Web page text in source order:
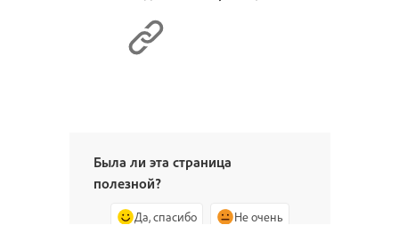
Была ли эта страница
полезной?
Да, спасибо Не очень